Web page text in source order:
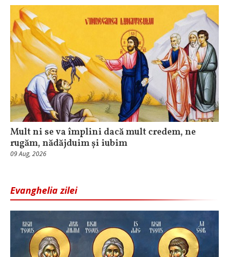
Mult ni se va împlini dacă mult credem, ne
rugăm, nădăjduim și iubim
09 Aug, 2026
Evanghelia zilei